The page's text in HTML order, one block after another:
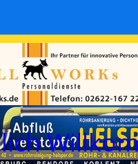
Toggle